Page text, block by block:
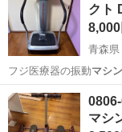
クト
8,000
青森県
フジ医療器の振動マシン
青森 三沢市
マシ